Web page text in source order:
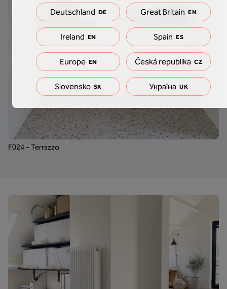
F024 - Terrazzo
Deutschland DE Great Britain EN
Ireland EN Spain ES
Europe EN Česká republika CZ
Slovensko SK Україна UK